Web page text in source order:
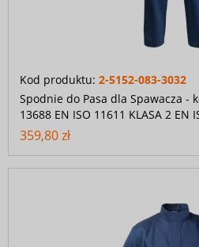
Kod produktu: 2-5152-083-3032
Spodnie do Pasa dla Spawacza -
13688 EN ISO 11611 KLASA 2 EN
359,80 zł